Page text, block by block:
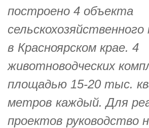
построено 4 объекта
сельскохозяйственного
в Красноярском крае. 4
животноводческих
площадью 15-20 тыс.
метров каждый. Для
проектов руководство